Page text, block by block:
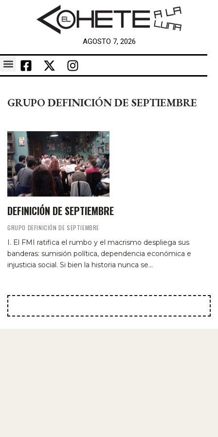
AGOSTO 7, 2026
GRUPO DEFINICIÓN DE SEPTIEMBRE
DEFINICIÓN DE SEPTIEMBRE
GRUPO DEFINICIÓN DE SEPTIEMBRE
I. El FMI ratifica el rumbo y el macrismo despliega sus
banderas: sumisión política, dependencia económica e
injusticia social. Si bien la historia nunca se…